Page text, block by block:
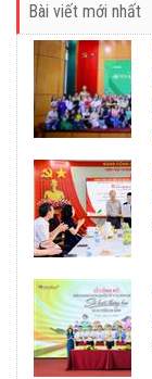
Bài viết mới nhất